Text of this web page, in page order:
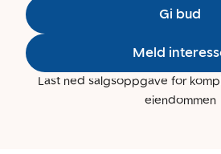
Gi bud
Meld
Last ned salgsoppgave for
eiendommen